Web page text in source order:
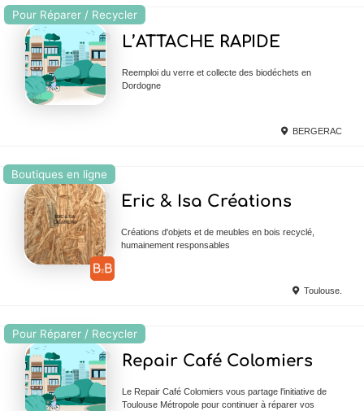
Pour Réparer / Recycler
L’ATTACHE RAPIDE
Reemploi du verre et collecte des biodéchets en
Dordogne
BERGERAC
Boutiques en ligne
Eric & Isa Créations
Créations d'objets et de meubles en bois recyclé,
humainement responsables
Toulouse.
Pour Réparer / Recycler
Repair Café Colomiers
Le Repair Café Colomiers vous partage l'initiative de
Toulouse Métropole pour continuer à réparer vos